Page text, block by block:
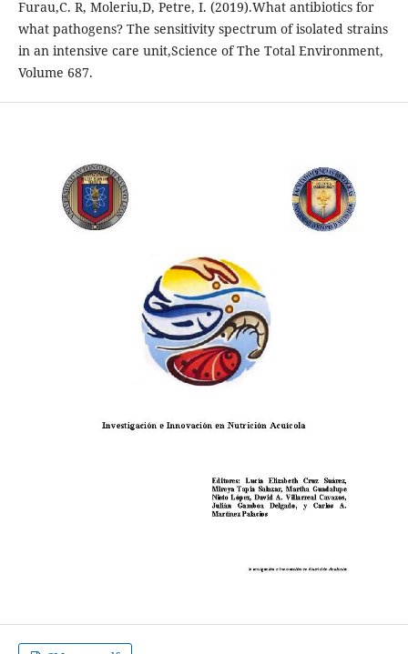
Furau,C. R, Moleriu,D, Petre, I. (2019).What antibiotics for
what pathogens? The sensitivity spectrum of isolated strains
in an intensive care unit,Science of The Total Environment,
Volume 687.